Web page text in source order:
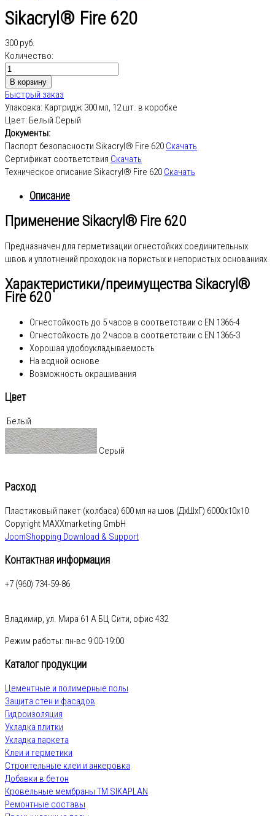
Sikacryl® Fire 620
300 руб.
Количество:
Быстрый заказ
Упаковка: Картридж 300 мл, 12 шт. в коробке
Цвет: Белый Серый
Документы:
Паспорт безопасности Sikacryl® Fire 620 Скачать
Сертификат соответствия Скачать
Техническое описание Sikacryl® Fire 620 Скачать
Описание
Применение Sikacryl® Fire 620
Предназначен для герметизации огнестойких соединительных
швов и уплотнений проходок на пористых и непористых основаниях.
Характеристики/преимущества Sikacryl®
Fire 620
Огнестойкость до 5 часов в соответствии с EN 1366-4
Огнестойкость до 2 часов в соответствии с EN 1366-3
Хорошая удобоукладываемость
На водной основе
Возможность окрашивания
Цвет
Белый
Серый
Расход
Пластиковый пакет (колбаса) 600 мл на шов (ДxШxГ) 6000x10x10
Copyright MAXXmarketing GmbH
JoomShopping Download & Support
Контактная информация
+7 (960) 734-59-86
Владимир, ул. Мира 61 А БЦ Сити, офис 432
Режим работы: пн-вс 9:00-19:00
Каталог продукции
Цементные и полимерные полы
Защита стен и фасадов
Гидроизоляция
Укладка плитки
Укладка паркета
Клеи и герметики
Строительные клеи и анкеровка
Добавки в бетон
Кровельные мембраны ТМ SIKAPLAN
Ремонтные составы